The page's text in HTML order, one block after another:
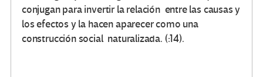
conjugan para invertir la relación entre las causas y
los efectos y la hacen aparecer como una
construcción social naturalizada. (:14).